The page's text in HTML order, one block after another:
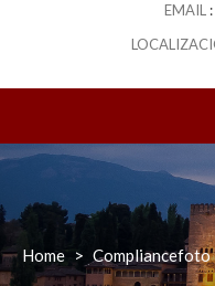
Home > Compliancefoto